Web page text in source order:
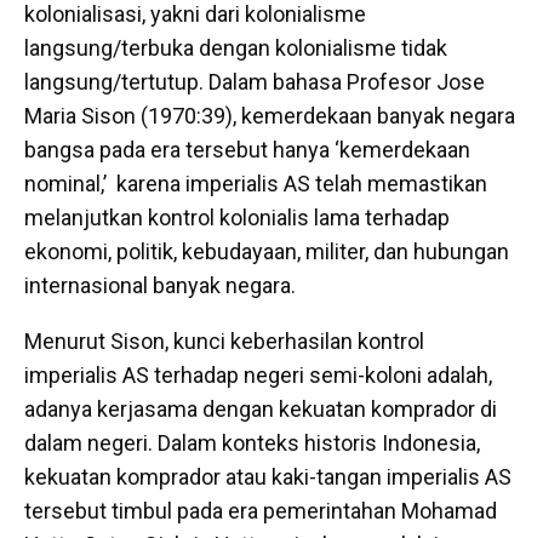
kolonialisasi, yakni dari kolonialisme
langsung/terbuka dengan kolonialisme tidak
langsung/tertutup. Dalam bahasa Profesor Jose
Maria Sison (1970:39), kemerdekaan banyak negara
bangsa pada era tersebut hanya ‘kemerdekaan
nominal,’ karena imperialis AS telah memastikan
melanjutkan kontrol kolonialis lama terhadap
ekonomi, politik, kebudayaan, militer, dan hubungan
internasional banyak negara.
Menurut Sison, kunci keberhasilan kontrol
imperialis AS terhadap negeri semi-koloni adalah,
adanya kerjasama dengan kekuatan komprador di
dalam negeri. Dalam konteks historis Indonesia,
kekuatan komprador atau kaki-tangan imperialis AS
tersebut timbul pada era pemerintahan Mohamad